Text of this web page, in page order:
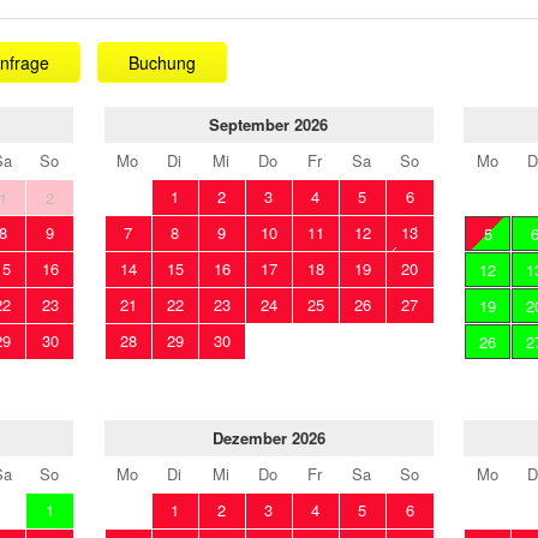
Buchung
So
2
9
16
23
30
September 2026
Mo
Di Mi Do Fr Sa
So
1
2 3 4 5
6
7
8 9 10 11 12
13
14
15 16 17 18 19
20
21
22 23 24 25 26
27
28
29 30
Mo
5
6
12
19
26
So
1
Dezember 2026
Mo
Di Mi Do Fr Sa
So
1
2 3 4 5
6
Mo